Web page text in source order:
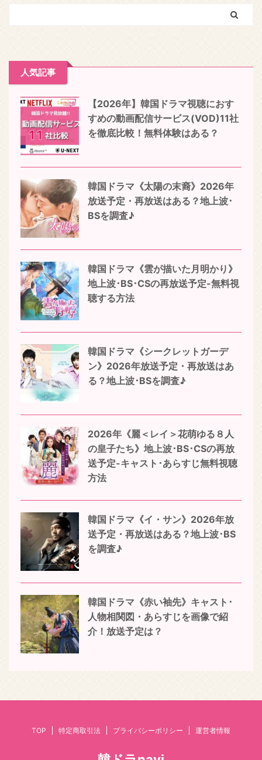
人気記事
【2026年】韓国ドラマ視聴におす
すめの動画配信サービス(VOD)11社
を徹底比較！無料体験はある？
韓国ドラマ《太陽の末裔》2026年
放送予定・再放送はある？地上波･
BSを調査♪
韓国ドラマ《雲が描いた月明かり》
地上波･BS･CSの再放送予定-無料視
聴する方法
韓国ドラマ《シークレットガーデ
ン》2026年放送予定・再放送はあ
る？地上波･BSを調査♪
2026年《麗＜レイ＞花萌ゆる８人
の皇子たち》地上波･BS･CSの再放
送予定-キャスト･あらすじ無料視聴
方法
韓国ドラマ《イ・サン》2026年放
送予定・再放送はある？地上波･BS
を調査♪
韓国ドラマ《赤い袖先》キャスト･
人物相関図・あらすじを画像で紹
介！放送予定は？
TOP 特定商取引法 プライバシーポリシー 運営者情報